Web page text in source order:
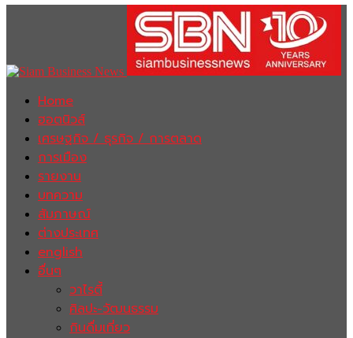
Home
ฮอตนิวส์
เศรษฐกิจ / ธุรกิจ / การตลาด
การเมือง
รายงาน
บทความ
สัมภาษณ์
ต่างประเทศ
english
อื่นๆ
วาไรตี้
ศิลปะ-วัฒนธรรม
กินดื่มเที่ยว